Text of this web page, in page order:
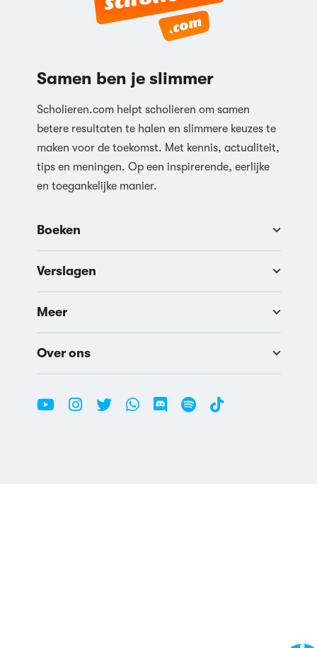
Samen ben je slimmer
Scholieren.com helpt scholieren om samen
betere resultaten te halen en slimmere keuzes te
maken voor de toekomst. Met kennis, actualiteit,
tips en meningen. Op een inspirerende, eerlijke
en toegankelijke manier.
Boeken
Verslagen
Meer
Over ons